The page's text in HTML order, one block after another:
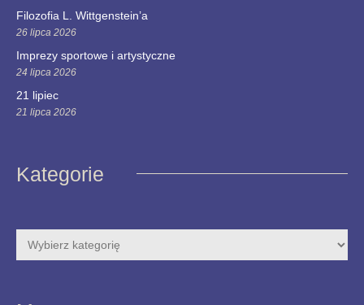
Filozofia L. Wittgenstein’a
26 lipca 2026
Imprezy sportowe i artystyczne
24 lipca 2026
21 lipiec
21 lipca 2026
Kategorie